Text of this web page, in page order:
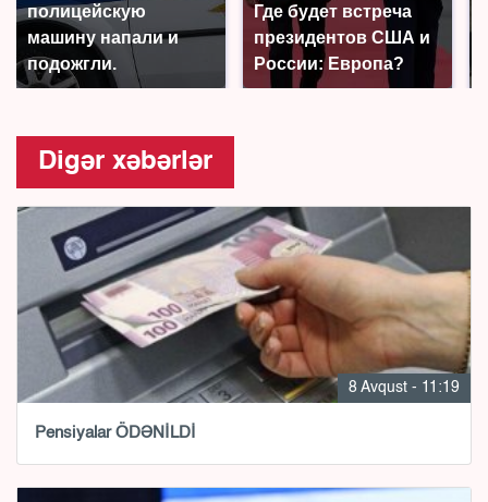
полицейскую
машину напали и
подожгли.
Где будет встреча
президентов США и
России: Европа?
Digər xəbərlər
8 Avqust - 11:19
Pensiyalar ÖDƏNİLDİ